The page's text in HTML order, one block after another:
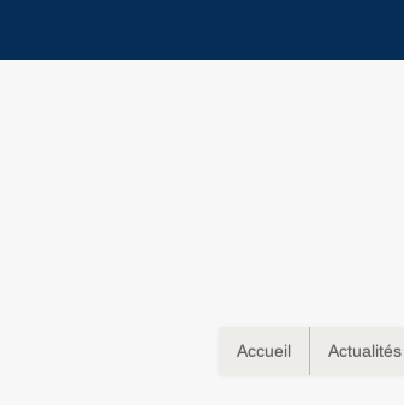
Accueil Actualités